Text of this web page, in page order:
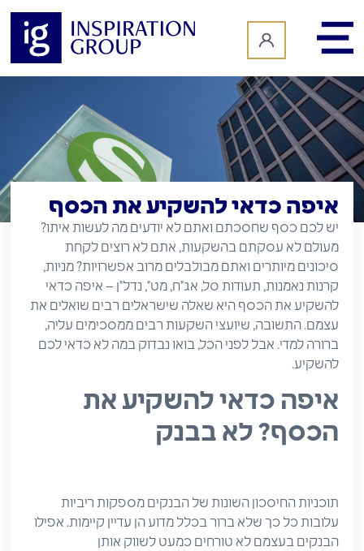
איפה כדאי להשקיע את הכסף
יש לכם כסף שחסכתם ואתם לא יודעים מה לעשות איתו?
מעולם לא עסקתם בהשקעות, אתם לא רוצים לקחת
סיכונים מיותרים ואתם מבולבלים מרוב אפשרויות? מניות,
קרנות נאמנות, תעודות סל, אג"ח, מט", נדל"ן – איפה כדאי
להשקיע את הכסף היא שאלה שישראלים רבים שואלים את
עצמם. התשובה, שיועצי השקעות רבים ממסכימים עליה,
ברורה למדי. אבל לפני הכל, בואו נבדוק במה לא כדאי לכם
להשקיע.
איפה כדאי להשקיע את
הכסף? לא בבנק
תוכניות החיסכון השונות של הבנקים מספקות ריביות
עלובות כל כך שלא ברור בכלל מדוע הן עדיין קיימות. אפילו
הבנקים בעצמם לא טורחים כמעט לשווק אותן